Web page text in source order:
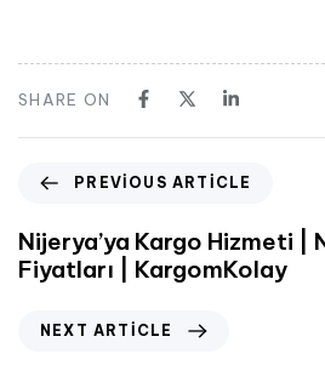
SHARE ON
PREVIOUS ARTICLE
Nijerya’ya Kargo Hizmeti |
Fiyatları | KargomKolay
NEXT ARTICLE